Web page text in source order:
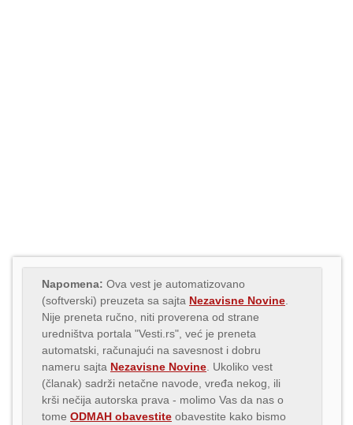
Napomena: Ova vest je automatizovano
(softverski) preuzeta sa sajta Nezavisne Novine
Nije preneta ručno, niti proverena od strane
uredništva portala "Vesti.rs", već je preneta
automatski, računajući na savesnost i dobru
nameru sajta Nezavisne Novine . Ukoliko vest
(članak) sadrži netačne navode, vređa nekog, ili
krši nečija autorska prava - molimo Vas da nas o
tome ODMAH obavestite obavestite kako bismo